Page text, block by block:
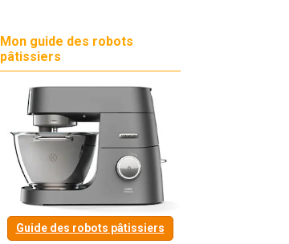
Mon guide des robots
pâtissiers
Guide des robots pâtissiers